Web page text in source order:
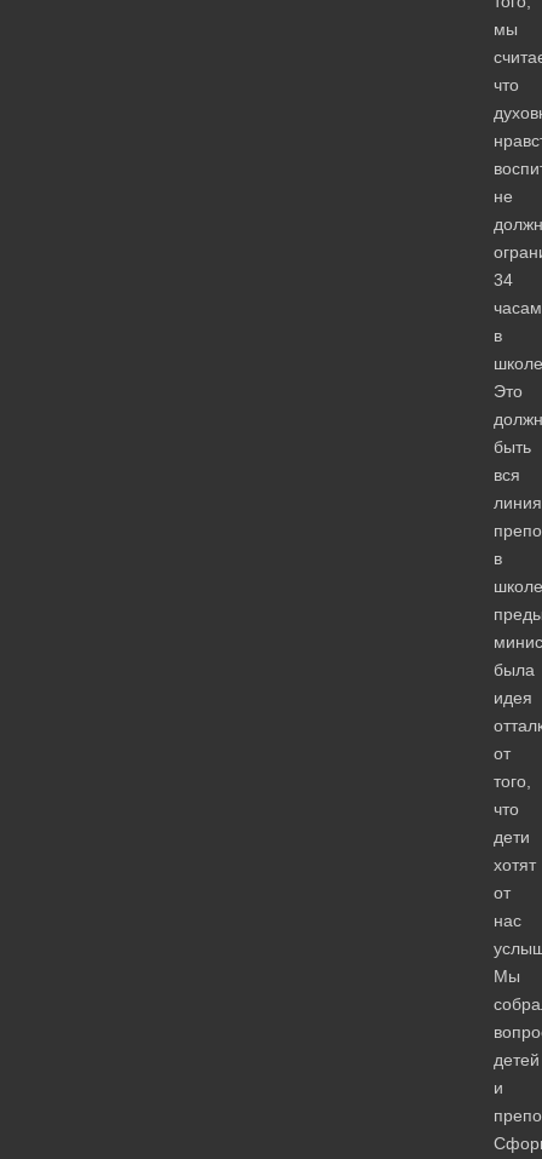
мы
что
не
34
в
Это
быть
вся
линия
в
была
идея
от
того,
что
дети
хотят
от
нас
Мы
детей
и